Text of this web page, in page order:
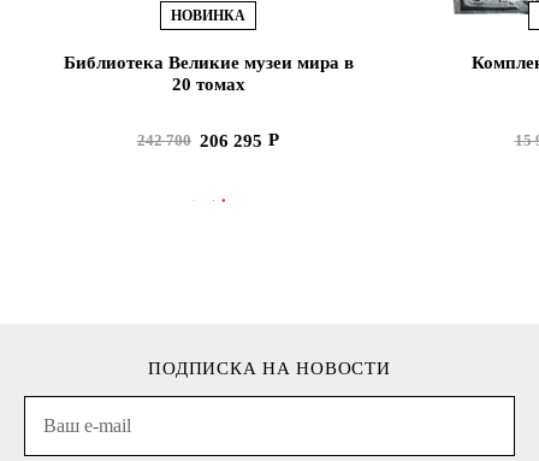
НОВИНКА
Библиотека Великие музеи мира в
20 томах
242 700 206 295
В КОРЗИНУ
15
ПОДПИСКА НА НОВОСТИ